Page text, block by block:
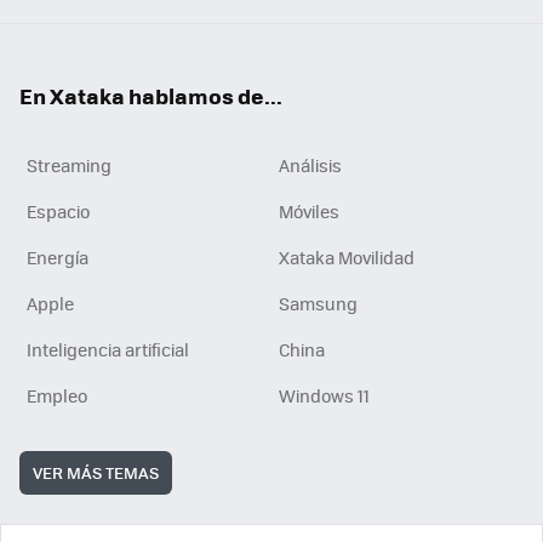
En Xataka hablamos de...
Streaming
Análisis
Espacio
Móviles
Energía
Xataka Movilidad
Apple
Samsung
Inteligencia artificial
China
Empleo
Windows 11
VER MÁS TEMAS